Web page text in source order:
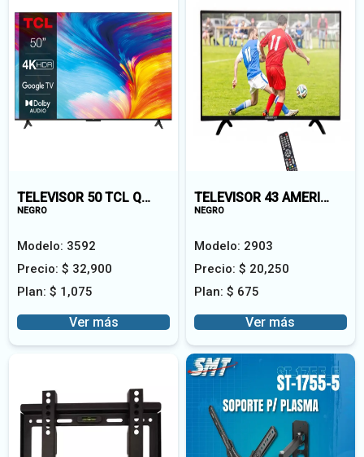
TELEVISOR 50 TCL QLED 50SSK-A
NEGRO
Modelo: 3592
Precio:$ 32,900
Plan:$ 1,075
Ver más
TELEVISOR 43 AMERICAN AM43AFHD
NEGRO
Modelo: 2903
Precio: $ 20,250
Plan: $ 675
Ver más